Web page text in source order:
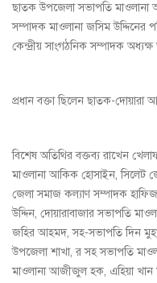
ছাতক উপজেলা সভাপতি মাওলানা
সম্পাদক মাওলানা জসিম উদ্দিনের
কেন্দ্রীয় সাংগঠনিক সম্পাদক অধ্যক্ষ
প্রধান বক্তা ছিলেন ছাতক-দোয়ারা
বিশেষ অতিথির বক্তব্য রাখেন
মাওলানা আকিক হোসাইন,
জেলা সমাজ কল্যাণ সম্পাদক
উদ্দিন, দোয়ারাবাজার সভাপতি
জহির আহমদ, সহ-সভাপতি দিন
উপজেলা শাখা, র সহ সভাপতি
মাওলানা আজীজুল হক, এহিয়া খান